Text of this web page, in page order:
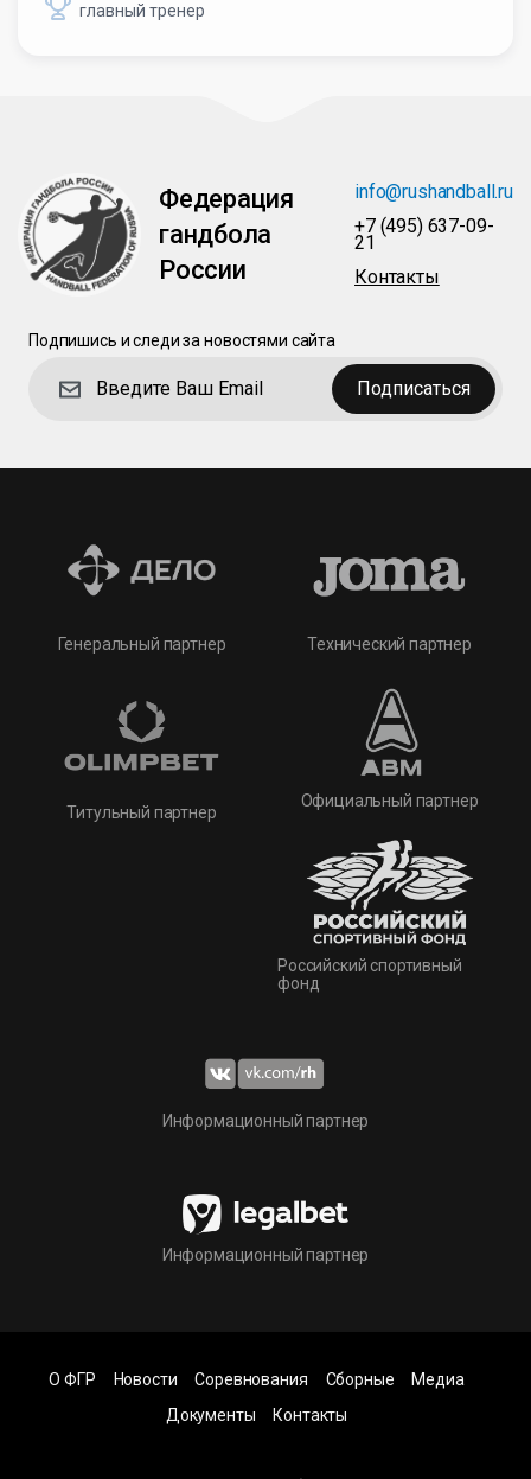
главный тренер
Федерация
гандбола
России
info@rushandball.ru
+7 (495) 637-09-
21
Контакты
Подпишись и следи за новостями сайта
Подписаться
Генеральный партнер
Титульный партнер
Технический партнер
Официальный партнер
Российский спортивный
фонд
Информационный партнер
Информационный партнер
О ФГР Новости Соревнования Сборные
Медиа
Документы
Контакты